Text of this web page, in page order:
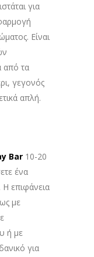
για
Είναι
από τα
γεγονός
απλή.
Bar 10-20
ένα
Η επιφάνεια
με
ή με
για